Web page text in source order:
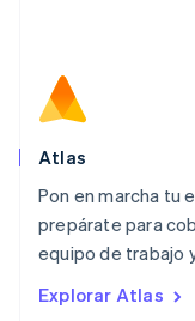
Atlas
Pon en marcha tu
prepárate para
equipo de trabajo
Explorar Atlas
English
México
Español
English
Nueva Zelanda
English
NederlandsEnglish